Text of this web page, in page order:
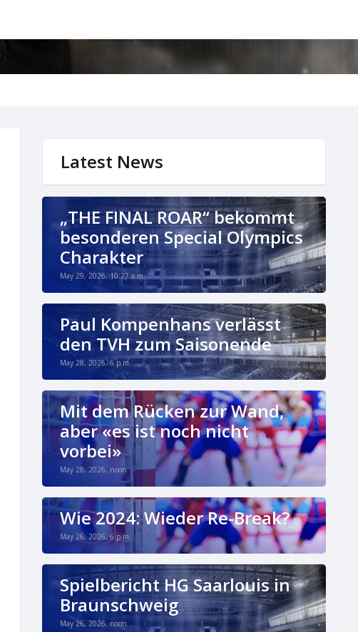
Latest News
„THE FINAL ROAR“ bekommt
besonderen Special Olympics
Charakter
May 29, 2026, 10:27 a.m.
Paul Kompenhans verlässt
den TVH zum Saisonende
May 28, 2026, 6 p.m.
Mit dem Rücken zur Wand,
aber «es ist noch nicht
vorbei»
May 28, 2026, noon
Wie 2024: Wieder Re-Break?
May 26, 2026, 6 p.m.
Spielbericht HG Saarlouis in
Braunschweig
May 26, 2026, noon